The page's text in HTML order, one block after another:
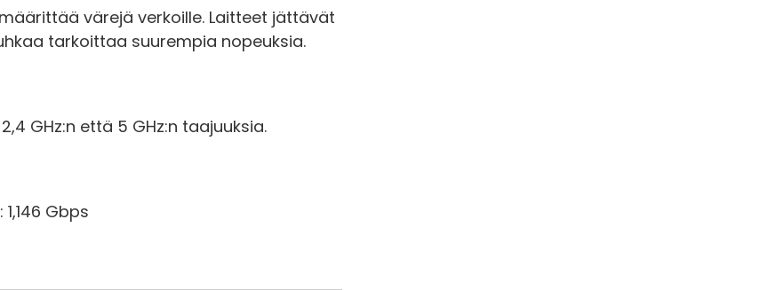
värejä verkoille. Laitteet jättävät
tarkoittaa suurempia nopeuksia.
GHz:n että 5 GHz:n taajuuksia.
Gbps